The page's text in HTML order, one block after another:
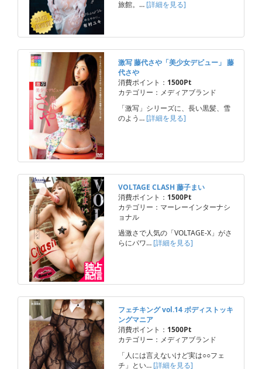
旅館。… [詳細を見る]
激写 藤代さや「美少女デビュー」 藤
代さや
消費ポイント： 1500Pt
カテゴリー：メディアブランド
「激写」シリーズに、長い黒髪、雪
のよう… [詳細を見る]
VOLTAGE CLASH 藤子まい
消費ポイント： 1500Pt
カテゴリー：マーレーインターナシ
ョナル
過激さで人気の「VOLTAGE-X」がさ
らにパワ… [詳細を見る]
フェチキング vol.14 ボディストッキ
ングマニア
消費ポイント： 1500Pt
カテゴリー：メディアブランド
「人には言えないけど実は○○フェ
チ」とい… [詳細を見る]